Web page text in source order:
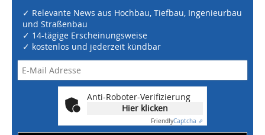
✓ Relevante News aus Hochbau, Tiefbau, Ingenieurbau
und Straßenbau
✓ 14-tägige Erscheinungsweise
✓ kostenlos und jederzeit kündbar
Anti-Roboter-Verifizierung
Hier klicken
FriendlyCaptcha ⇗